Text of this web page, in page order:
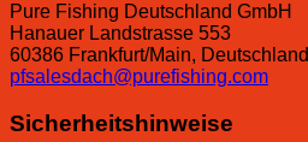
Pure Fishing Deutschland GmbH
Hanauer Landstrasse 553
60386 Frankfurt/Main, Deutschland
pfsalesdach@purefishing.com
Sicherheitshinweise